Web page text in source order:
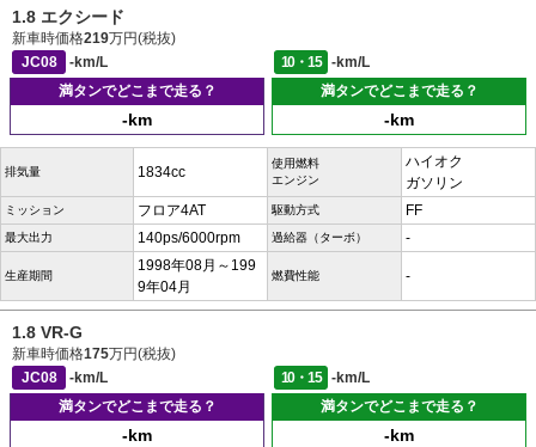
1.8 エクシード
新車時価格219万円(税抜)
JC08
-km/L 10・15
-km/L
満タンでどこまで走る？
-km
満タンでどこまで走る？
-km
排気量 1834cc
使用燃料
エンジン
ハイオク
ガソリン
ミッション フロア4AT 駆動方式 FF
最大出力 140ps/6000rpm 過給器（ターボ） -
生産期間
1998年08月～199
9年04月
燃費性能 -
1.8 VR-G
新車時価格175万円(税抜)
JC08
-km/L 10・15
-km/L
満タンでどこまで走る？
-km
満タンでどこまで走る？
-km